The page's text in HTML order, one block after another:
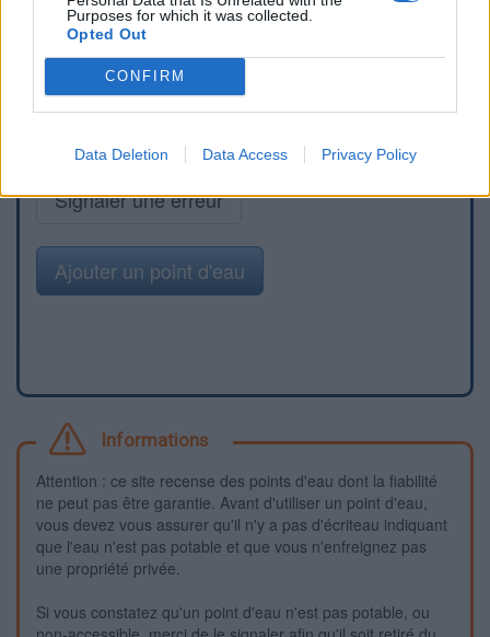
Purposes for which it was collected.
Opted Out
CONFIRM
Data Deletion Data Access Privacy Policy
Signaler une erreur
Ajouter un point d'eau
Informations
Attention : ce site recense des points d'eau dont la fiabilité
ne peut pas être garantie. Avant d'utiliser un point d'eau,
vous devez vous assurer qu'il n'y a pas d'écriteau indiquant
que l'eau n'est pas potable et que vous n'enfreignez pas
une propriété privée.
Si vous constatez qu'un point d'eau n'est pas potable, ou